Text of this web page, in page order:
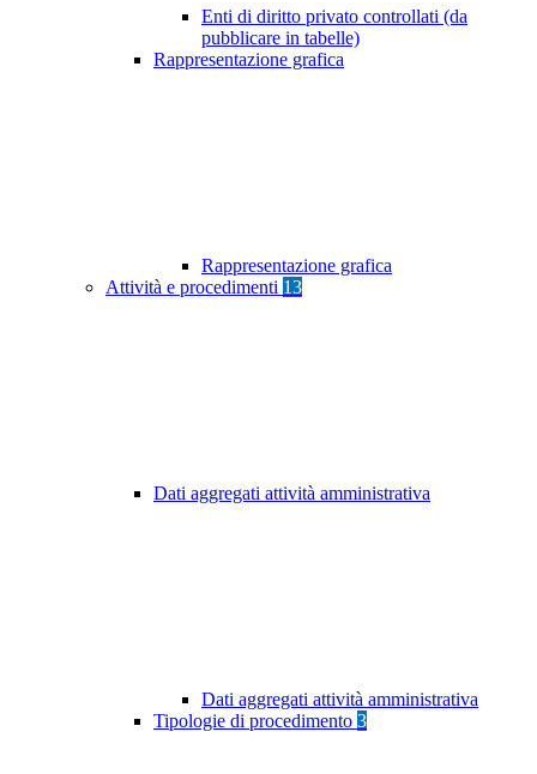
Enti di diritto privato controllati (da
pubblicare in tabelle)
Rappresentazione grafica
Rappresentazione grafica
Attività e procedimenti 13
Dati aggregati attività amministrativa
Dati aggregati attività amministrativa
Tipologie di procedimento 3